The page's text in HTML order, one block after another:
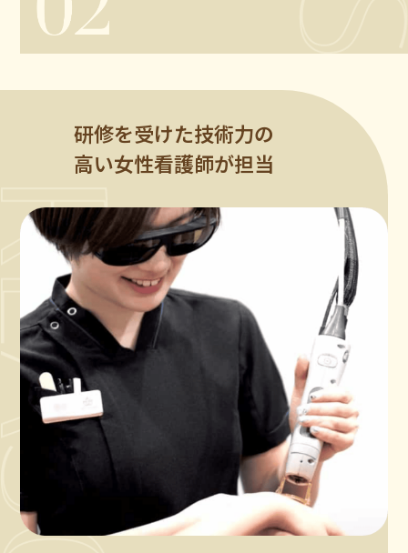
研修を受けた技術力の
高い女性看護師が担当